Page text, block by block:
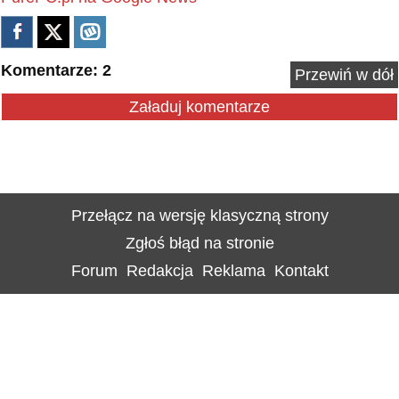
Komentarze: 2
Przewiń w dół
Załaduj komentarze
Przełącz na wersję klasyczną strony
Zgłoś błąd na stronie
Forum Redakcja Reklama Kontakt